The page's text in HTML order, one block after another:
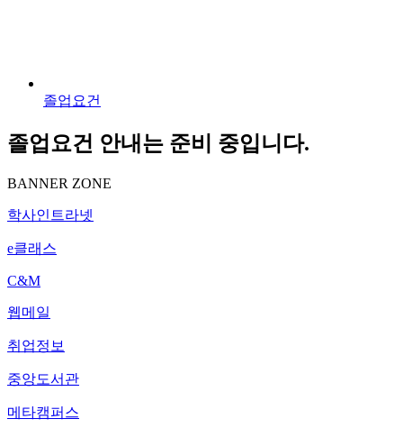
졸업요건
졸업요건 안내는 준비 중입니다.
BANNER ZONE
학사인트라넷
e클래스
C&M
웹메일
취업정보
중앙도서관
메타캠퍼스